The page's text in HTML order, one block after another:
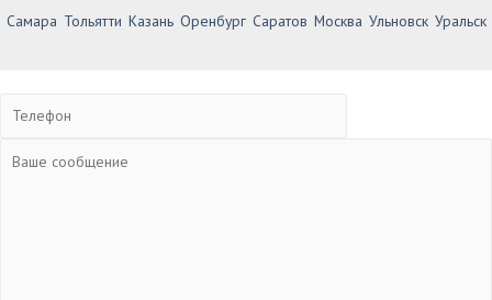
Самара Тольятти Казань Оренбург Саратов Москва Ульновск Уральск